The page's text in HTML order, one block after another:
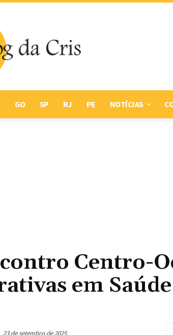
GO SP RJ PE NOTÍCIAS
Centro-
em
23 de setembro de 2025